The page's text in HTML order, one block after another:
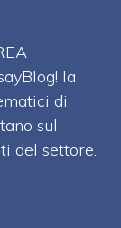
la
di
sul
del settore.